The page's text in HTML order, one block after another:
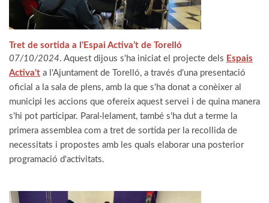
Tret de sortida a l’Espai Activa’t de Torelló
07/10/2024. Aquest dijous s'ha iniciat el projecte dels Espais
Activa't a l'Ajuntament de Torelló, a través d'una presentació
oficial a la sala de plens, amb la que s'ha donat a conèixer al
municipi les accions que ofereix aquest servei i de quina manera
s'hi pot participar. Paral·lelament, també s'ha dut a terme la
primera assemblea com a tret de sortida per la recollida de
necessitats i propostes amb les quals elaborar una posterior
programació d'activitats.